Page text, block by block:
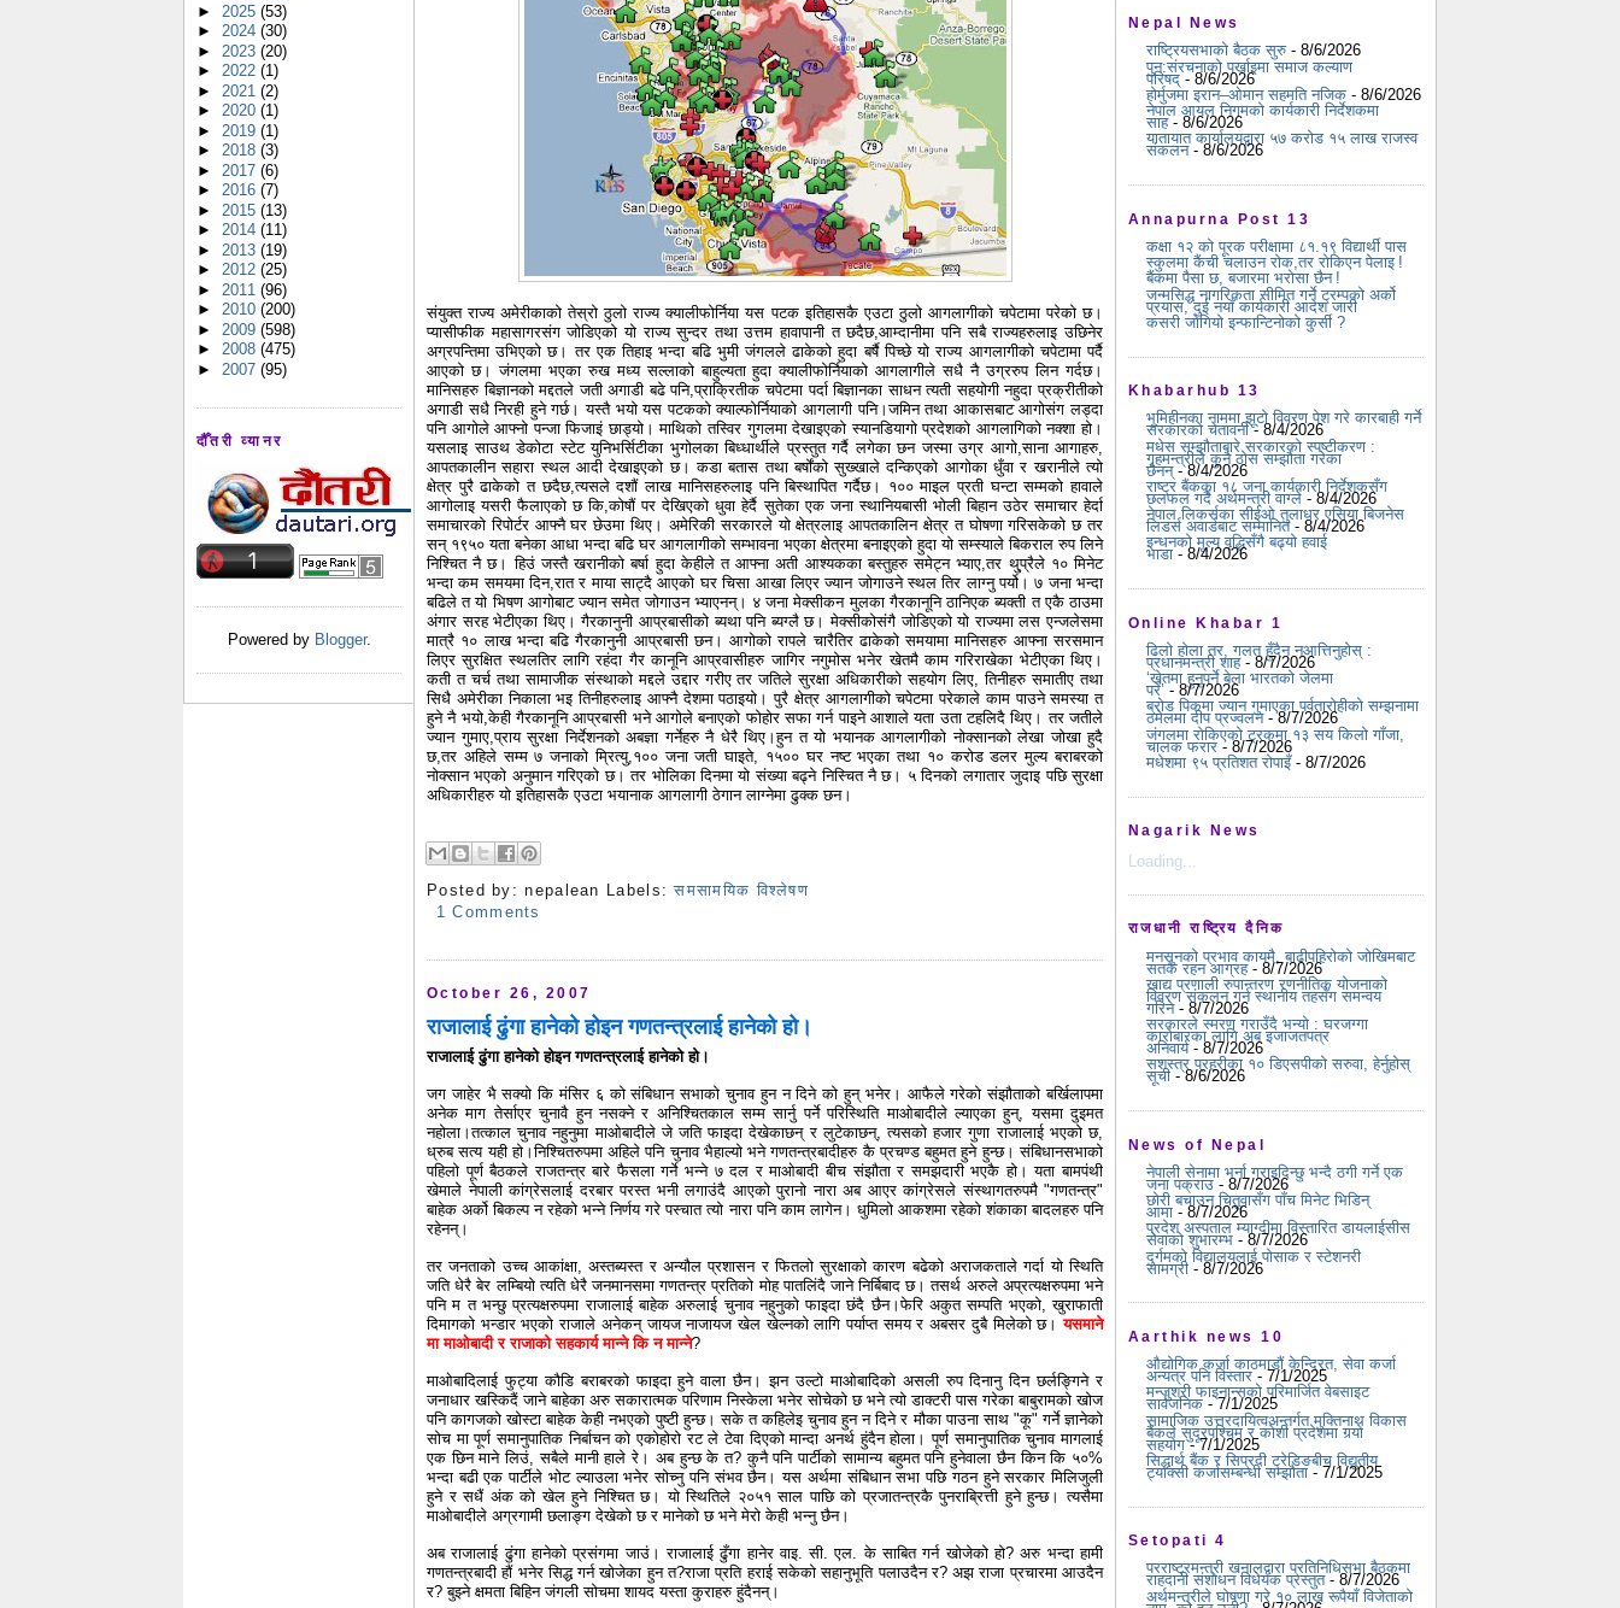
► 2025 (53)
► 2024 (30)
► 2023 (20)
► 2022 (1)
► 2021 (2)
► 2020 (1)
► 2019 (1)
► 2018 (3)
► 2017 (6)
► 2016 (7)
► 2015 (13)
► 2014 (11)
► 2013 (19)
► 2012 (25)
► 2011 (96)
► 2010 (200)
► 2009 (598)
► 2008 (475)
► 2007 (95)
दौँतरी व्यानर
Powered by Blogger.
संयुक्त राज्य अमेरीकाको तेस्रो ठुलो राज्य क्यालीफोर्निया यस पटक इतिहासकै एउटा ठुलो आगलागीको चपेटामा परेको छ।
प्यासीफीक महासागरसंग जोडिएको यो राज्य सुन्दर तथा उत्तम हावापानी त छदैछ,आम्दानीमा पनि सबै राज्यहरुलाइ उछिनेर
अग्रपन्तिमा उभिएको छ। तर एक तिहाइ भन्दा बढि भुमी जंगलले ढाकेको हुदा बर्षै पिच्छे यो राज्य आगलागीको चपेटामा पर्दै
आएको छ। जंगलमा भएका रुख मध्य सल्लाको बाहुल्यता हुदा क्यालीफोर्नियाको आगलागीले सधै नै उग्ररुप लिन गर्दछ।
मानिसहरु बिज्ञानको मद्दतले जती अगाडी बढे पनि,प्राक्रितीक चपेटमा पर्दा बिज्ञानका साधन त्यती सहयोगी नहुदा प्रक्रीतीको
अगाडी सधै निरही हुने गर्छ। यस्तै भयो यस पटकको क्याल्फोर्नियाको आगलागी पनि।जमिन तथा आकासबाट आगोसंग लड्दा
पनि आगोले आफ्नो पन्जा फिजाइं छाड्यो। माथिको तस्विर गुगलमा देखाइएको स्यानडियागो प्रदेशको आगलागिको नक्शा हो।
यसलाइ साउथ डेकोटा स्टेट युनिभर्सिटीका भुगोलका बिध्धार्थीले प्रस्तुत गर्दै लगेका छन जस्मा उग्र आगो,साना आगाहरु,
आपतकालीन सहारा स्थल आदी देखाइएको छ। कडा बतास तथा बर्षोंको सुख्खाले दन्किएको आगोका धुँवा र खरानीले त्यो
क्षेत्र पुरै ढाकेको त छदैछ,त्यसले दशौं लाख मानिसहरुलाइ पनि बिस्थापित गर्दैछ। १०० माइल प्रती घन्टा सम्मको हावाले
आगोलाइ यसरी फैलाएको छ कि,कोषौं पर देखिएको धुवा हेर्दै सुतेका एक जना स्थानियबासी भोली बिहान उठेर समाचार हेर्दा
समाचारको रिपोर्टर आफ्नै घर छेउमा थिए। अमेरिकी सरकारले यो क्षेत्रलाइ आपतकालिन क्षेत्र त घोषणा गरिसकेको छ तर
सन् १९५० यता बनेका आधा भन्दा बढि घर आगलागीको सम्भावना भएका क्षेत्रमा बनाइएको हुदा यो सम्स्याले बिकराल रुप लिने
निश्चित नै छ। हिउं जस्तै खरानीको बर्षा हुदा केहीले त आफ्ना अती आश्यकका बस्तुहरु समेट्न भ्याए,तर थु्प्रैले १० मिनेट
भन्दा कम समयमा दिन,रात र माया साट्दै आएको घर चिसा आखा लिएर ज्यान जोगाउने स्थल तिर लाग्नु पर्यो। ७ जना भन्दा
बढिले त यो भिषण आगोबाट ज्यान समेत जोगाउन भ्याएनन्। ४ जना मेक्सीकन मुलका गैरकानूनि ठानिएक ब्यक्ती त एकै ठाउमा
अंगार सरह भेटीएका थिए। गैरकानुनी आप्रबासीको ब्यथा पनि ब्यग्लै छ। मेक्सीकोसंगै जोडिएको यो राज्यमा लस एन्जलेसमा
मात्रै १० लाख भन्दा बढि गैरकानुनी आप्रबासी छन। आगोको रापले चारैतिर ढाकेको समयामा मानिसहरु आफ्ना सरसमान
लिएर सुरक्षित स्थलतिर लागि रहंदा गैर कानूनि आप्रवासीहरु जागिर नगुमोस भनेर खेतमै काम गरिराखेका भेटीएका थिए।
कती त चर्च तथा सामाजीक संस्थाको मद्दले उद्दार गरीए तर जतिले सुरक्षा अधिकारीको सहयोग लिए, तिनीहरु समातीए तथा
सिधै अमेरीका निकाला भइ तिनीहरुलाइ आफ्नै देशमा पठाइयो। पुरै क्षेत्र आगलागीको चपेटमा परेकाले काम पाउने समस्या त
हुने नै भयो,केही गैरकानूनि आप्रबासी भने आगोले बनाएको फोहोर सफा गर्न पाइने आशाले यता उता टहलिदै थिए। तर जतीले
ज्यान गुमाए,प्राय सुरक्षा निर्देशनको अबज्ञा गर्नेहरु नै धेरै थिए।हुन त यो भयानक आगलागीको नोक्सानको लेखा जोखा हुदै
छ,तर अहिले सम्म ७ जनाको म्रित्यु,१०० जना जती घाइते, १५०० घर नष्ट भएका तथा १० करोड डलर मुल्य बराबरको
नोक्सान भएको अनुमान गरिएको छ। तर भोलिका दिनमा यो संख्या बढ्ने निस्चित नै छ। ५ दिनको लगातार जुदाइ पछि सुरक्षा
अधिकारीहरु यो इतिहासकै एउटा भयानाक आगलागी ठेगान लाग्नेमा ढुक्क छन।
Posted by:nepalean Labels:समसामयिक विश्लेषण
1 Comments
October 26, 2007
राजालाई ढुंगा हानेको होइन गणतन्त्रलाई हानेको हो।
राजालाई ढुंगा हानेको होइन गणतन्त्रलाई हानेको हो।
जग जाहेर भै सक्यो कि मंसिर ६ को संबिधान सभाको चुनाव हुन न दिने को हुन् भनेर। आफैले गरेको संझौताको बर्खिलापमा
अनेक माग तेर्साएर चुनावै हुन नसक्ने र अनिश्चितकाल सम्म सार्नु पर्ने परिस्थिति माओबादीले ल्याएका हुन्, यसमा दुइमत
नहोला।तत्काल चुनाव नहुनुमा माओबादीले जे जति फाइदा देखेकाछन् र लुटेकाछन्, त्यसको हजार गुणा राजालाई भएको छ,
ध्रुब सत्य यही हो।निश्चितरुपमा अहिले पनि चुनाव भैहाल्यो भने गणतन्त्रबादीहरु कै प्रचण्ड बहुमत हुने हुन्छ। संबिधानसभाको
पहिलो पूर्ण बैठकले राजतन्त्र बारे फैसला गर्ने भन्ने ७ दल र माओबादी बीच संझौता र समझदारी भएकै हो। यता बामपंथी
खेमाले नेपाली कांग्रेसलाई दरबार परस्त भनी लगाउंदै आएको पुरानो नारा अब आएर कांग्रेसले संस्थागतरुपमै "गणतन्त्र"
बाहेक अर्को बिकल्प न रहेको भन्ने निर्णय गरे पस्चात त्यो नारा पनि काम लागेन। धुमिलो आकशमा रहेको शंकाका बादलहरु पनि
रहेनन्।
तर जनताको उच्च आकांक्षा, अस्तब्यस्त र अन्यौल प्रशासन र फितलो सुरक्षाको कारण बढेको अराजकताले गर्दा यो स्थिति
जति धेरै बेर लम्बियो त्यति धेरै जनमानसमा गणतन्त्र प्रतिको मोह पातलिंदै जाने निर्बिबाद छ। तसर्थ अरुले अप्रत्यक्षरुपमा भने
पनि म त भन्छु प्रत्यक्षरुपमा राजालाई बाहेक अरुलाई चुनाव नहुनुको फाइदा छंदै छैन।फेरि अकुत सम्पति भएको, खुराफाती
दिमागको भन्डार भएको राजाले अनेकन् जायज नाजायज खेल खेल्नको लागि पर्याप्त समय र अबसर दुबै मिलेको छ।यसमाने
मा माओबादी र राजाको सहकार्य मान्ने कि न मान्ने?
माओबादिलाई फुट्या कौडि बराबरको फाइदा हुने वाला छैन। झन उल्टो माओबादिको असली रुप दिनानु दिन छर्लङ्गिने र
जनाधार खस्किदैं जाने बाहेका अरु सकारात्मक परिणाम निस्केला भनेर सोचेको छ भने त्यो डाक्टरी पास गरेका बाबुरामको खोज
पनि कागजको खोस्टा बाहेक केही नभएको पुष्टी हुन्छ। सके त कहिलेइ चुनाव हुन न दिने र मौका पाउना साथ "कू" गर्ने ज्ञानेको
सोच मा पूर्ण समानुपातिक निर्बाचन को एकोहोरो रट ले टेवा दिएको मान्दा अनर्थ हुंदैन होला। पूर्ण समानुपातिक चुनाव मागलाई
एक छिन माने लिउं, सबैले मानी हाले रे। अब हुन्छ के त? कुनै पनि पार्टीको सामान्य बहुमत पनि हुनेवाला छैन किन कि ५०%
भन्दा बढी एक पार्टीले भोट ल्याउला भनेर सोच्नु पनि संभव छैन। यस अर्थमा संबिधान सभा पछि गठन हुने सरकार मिलिजुली
हुने र सधैं अंक को खेल हुने निश्चित छ। यो स्थितिले २०५१ साल पाछि को प्रजातन्त्रकै पुनराब्रित्ती हुने हुन्छ। त्यसैमा
माओबादीले अग्रगामी छलाङ्ग देखेको छ र मानेको छ भने मेरो केही भन्नु छैन।
अब राजालाई ढुंगा हानेको प्रसंगमा जाउं। राजालाई ढुँगा हानेर वाइ. सी. एल. के साबित गर्न खोजेको हो? अरु भन्दा हामी
गणतन्त्रबादी हौं भनेर सिद्ध गर्न खोजेका हुन त?राजा प्रति हराई सकेको सहानुभूति पलाउदैन र? अझ राजा प्रचारमा आउदैन
र? बुझ्ने क्षमता बिहिन जंगली सोचमा शायद यस्ता कुराहरु हुंदैनन्।
Nepal News
राष्ट्रियसभाको बैठक सुरु- 8/6/2026
पुन:संरचनाको पर्खाइमा समाज कल्याण
परिषद्- 8/6/2026
होर्मुजमा इरान–ओमान सहमति नजिक - 8/6/2026
नेपाल आयल निगमको कार्यकारी निर्देशकमा
साह- 8/6/2026
यातायात कार्यालयद्वारा ५७ करोड १५ लाख राजस्व
संकलन- 8/6/2026
Annapurna Post 13
कक्षा १२ को पूरक परीक्षामा ८१.१९ विद्यार्थी पास
स्कुलमा कैंची चलाउन रोक,तर रोकिएन पेलाइ !
बैंकमा पैसा छ, बजारमा भरोसा छैन !
जन्मसिद्ध नागरिकता सीमित गर्ने ट्रम्पको अर्को
प्रयास, दुई नयाँ कार्यकारी आदेश जारी
कसरी जोगियो इन्फान्टिनोको कुर्सी ?
Khabarhub 13
भूमिहीनका नाममा झूटो विवरण पेश गरे कारबाही गर्ने
सरकारको चेतावनी- 8/4/2026
मधेस सम्झौताबारे सरकारको स्पष्टीकरण :
गृहमन्त्रीले कुनै ठोस सम्झौता गरेका
छैनन्- 8/4/2026
राष्ट्र बैंकका १८ जना कार्यकारी निर्देशकसँग
छलफल गर्दै अर्थमन्त्री वाग्ले - 8/4/2026
नेपाल लिकर्सका सीईओ तुलाधर एसिया बिजनेस
लिडर्स अवार्डबाट सम्मानित- 8/4/2026
इन्धनको मूल्य वृद्धिसँगै बढ्यो हवाई
भाडा - 8/4/2026
Online Khabar 1
ढिलो होला तर, गलत हुँदैन नआत्तिनुहोस् :
प्रधानमन्त्री शाह- 8/7/2026
‘खेतमा हुनुपर्ने बेला भारतको जेलमा
परें’ - 8/7/2026
ब्रोड पिकमा ज्यान गुमाएका पर्वतारोहीको सम्झनामा
ठमेलमा दीप प्रज्वलन- 8/7/2026
जंगलमा रोकिएको ट्रकमा १३ सय किलो गाँजा,
चालक फरार - 8/7/2026
मधेशमा ९५ प्रतिशत रोपाइँ- 8/7/2026
Nagarik News
Loading...
राजधानी राष्ट्रिय दैनिक
मनसुनको प्रभाव कायमै, बाढीपहिरोको जोखिमबाट
सतर्क रहन आग्रह- 8/7/2026
खाद्य प्रणाली रुपान्तरण रणनीतिक योजनाको
विवरण संकलन गर्न स्थानीय तहसँग समन्वय
गरिने- 8/7/2026
सरकारले स्मरण गराउँदै भन्यो : घरजग्गा
कारोबारका लागि अब इजाजतपत्र
अनिवार्य- 8/7/2026
सशस्त्र प्रहरीका १० डिएसपीको सरुवा, हेर्नुहोस्
सूची - 8/6/2026
News of Nepal
नेपाली सेनामा भर्ना गराइदिन्छु भन्दै ठगी गर्ने एक
जना पक्राउ - 8/7/2026
छोरी बचाउन चितुवासँग पाँच मिनेट भिडिन्
आमा - 8/7/2026
प्रदेश अस्पताल म्याग्दीमा विस्तारित डायलाईसीस
सेवाको शुभारम्भ - 8/7/2026
दुर्गमको विद्यालयलाई पोसाक र स्टेशनरी
सामग्री - 8/7/2026
Aarthik news 10
औद्योगिक कर्जा काठमाडौं केन्द्रित, सेवा कर्जा
अन्यत्र पनि विस्तार - 7/1/2025
मन्जुश्री फाइनान्सको परिमार्जित वेबसाइट
सार्वजनिक - 7/1/2025
सामाजिक उत्तरदायित्वअन्तर्गत मुक्तिनाथ विकास
बैंकले सुदूरपश्चिम र कोशी प्रदेशमा गर्‍यो
सहयोग- 7/1/2025
सिद्धार्थ बैंक र सिप्रदी ट्रेडिङबीच विद्युतीय
ट्याक्सी कर्जासम्बन्धी सम्झौता - 7/1/2025
Setopati 4
परराष्ट्रमन्त्री खनालद्वारा प्रतिनिधिसभा बैठकमा
राहदानी संशोधन विधेयक प्रस्तुत- 8/7/2026
अर्थमन्त्रीले घोषणा गरे १० लाख रूपैयाँ विजेताको